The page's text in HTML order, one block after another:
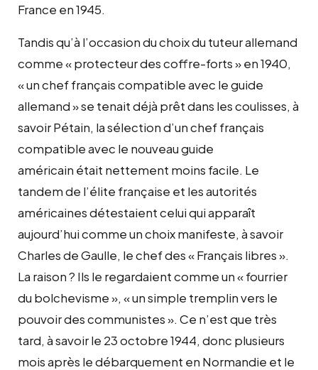
France en 1945.
Tandis qu’à l’occasion du choix du tuteur allemand
comme « protecteur des coffre-forts » en 1940,
« un chef français compatible avec le guide
allemand » se tenait déjà prêt dans les coulisses, à
savoir Pétain, la sélection d’un chef français
compatible avec le nouveau guide
américain était nettement moins facile. Le
tandem de l’élite française et les autorités
américaines détestaient celui qui apparaît
aujourd’hui comme un choix manifeste, à savoir
Charles de Gaulle, le chef des « Français libres ».
La raison ? Ils le regardaient comme un « fourrier
du bolchevisme », « un simple tremplin vers le
pouvoir des communistes ». Ce n’est que très
tard, à savoir le 23 octobre 1944, donc plusieurs
mois après le débarquement en Normandie et le